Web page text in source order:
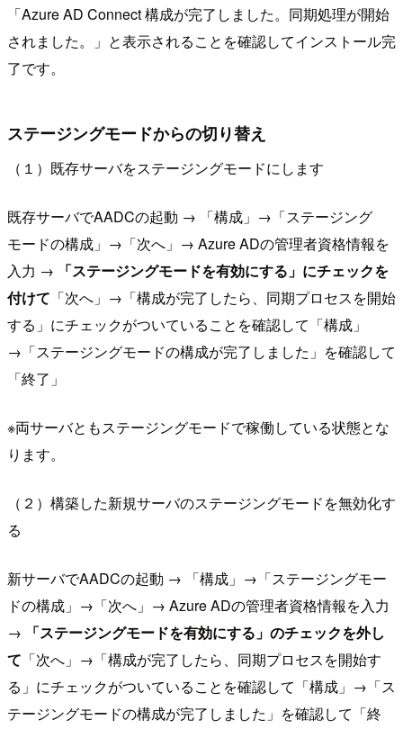
「Azure AD Connect 構成が完了しました。同期処理が開始
されました。」と表示されることを確認してインストール完
了です。
ステージングモードからの切り替え
（１）既存サーバをステージングモードにします
既存サーバでAADCの起動 → 「構成」→「ステージング
モードの構成」→「次へ」→ Azure ADの管理者資格情報を
入力 →
「ステージングモードを有効にする」にチェックを
付けて 「次へ」→「構成が完了したら、同期プロセスを開始
する」にチェックがついていることを確認して「構成」
→「ステージングモードの構成が完了しました」を確認して
「終了」
※両サーバともステージングモードで稼働している状態とな
ります。
（２）構築した新規サーバのステージングモードを無効化す
る
新サーバでAADCの起動 → 「構成」→「ステージングモー
ドの構成」→「次へ」→ Azure ADの管理者資格情報を入力
→
「ステージングモードを有効にする」のチェックを外し
て 「次へ」→「構成が完了したら、同期プロセスを開始す
る」にチェックがついていることを確認して「構成」→「ス
テージングモードの構成が完了しました」を確認して「終